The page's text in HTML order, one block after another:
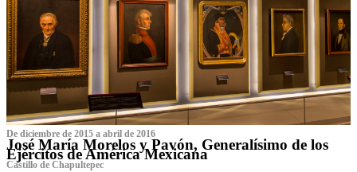
De diciembre de 2015 a abril de 2016
José María Morelos y Pavón, Generalísimo de los
Ejércitos de América Mexicana
C‌astillo de Chapultepec